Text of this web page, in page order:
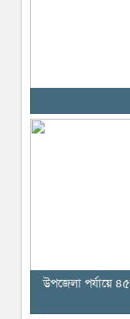
উপজেলা পর্যায়ে